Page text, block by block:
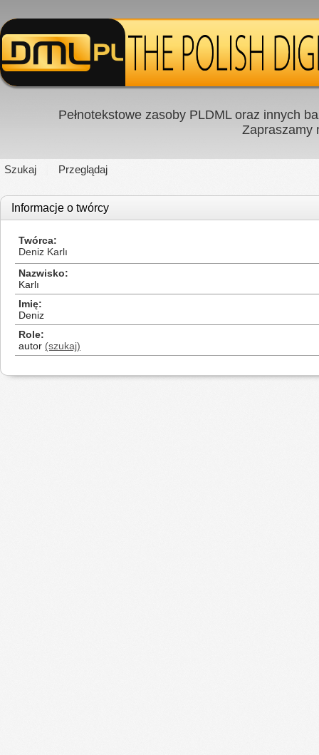
Pełnotekstowe zasoby PLDML oraz innych
Zapraszamy
Szukaj Przeglądaj
Informacje o twórcy
Twórca
Deniz Karlı
Nazwisko
Karlı
Imię
Deniz
Role
autor (szukaj)